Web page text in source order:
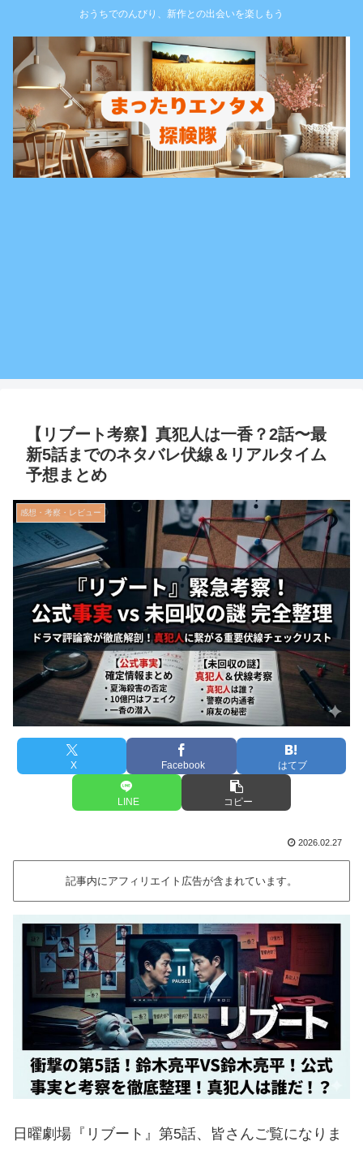
おうちでのんびり、新作との出会いを楽しもう
【リブート考察】真犯人は一香？2話〜最
新5話までのネタバレ伏線＆リアルタイム
予想まとめ
感想・考察・レビュー
X Facebook はてブ
LINE コピー
2026.02.27
記事内にアフィリエイト広告が含まれています。
日曜劇場『リブート』第5話、皆さんご覧になりま